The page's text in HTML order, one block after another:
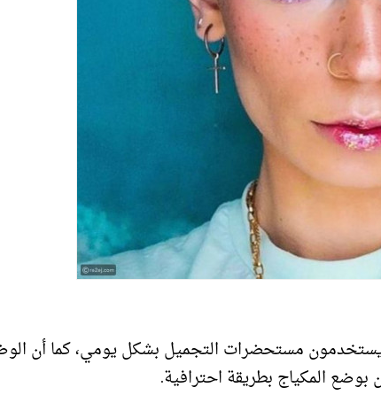
يستخدمون مستحضرات التجميل بشكل يومي، كما أن
بوضع المكياج بطريقة احترافية.